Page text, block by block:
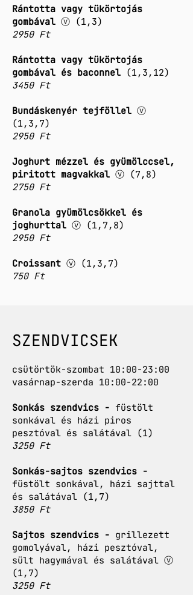
Rántotta vagy tükörtojás
gombával ⓥ (1,3)
2950 Ft
Rántotta vagy tükörtojás
gombával és baconnel (1,3,12)
3450 Ft
Bundáskenyér tejföllel ⓥ
(1,3,7)
2950 Ft
Joghurt mézzel és gyümölccsel,
piritott magvakkal ⓥ (7,8)
2750 Ft
Granola gyümölcsökkel és
joghurttal ⓥ (1,7,8)
2950 Ft
Croissant ⓥ (1,3,7)
750 Ft
SZENDVICSEK
csütörtök-szombat 10:00-23:00
vasárnap-szerda 10:00-22:00
Sonkás szendvics - füstölt
sonkával és házi piros
pesztóval és salátával (1)
3250 Ft
Sonkás-sajtos szendvics -
füstölt sonkával, házi sajttal
és salátával (1,7)
3850 Ft
Sajtos szendvics - grillezett
gomolyával, házi pesztóval,
sült hagymával és salátával ⓥ
(1,7)
3250 Ft